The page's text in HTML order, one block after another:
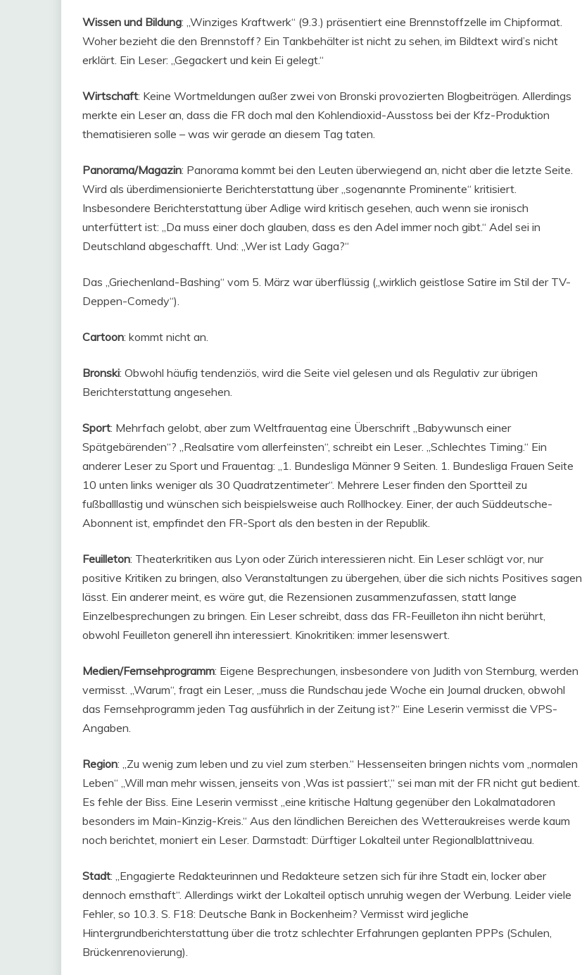
Wissen und Bildung: „Winziges Kraftwerk“ (9.3.) präsentiert eine Brennstoffzelle im Chipformat.
Woher bezieht die den Brennstoff? Ein Tankbehälter ist nicht zu sehen, im Bildtext wird’s nicht
erklärt. Ein Leser: „Gegackert und kein Ei gelegt.“
Wirtschaft: Keine Wortmeldungen außer zwei von Bronski provozierten Blogbeiträgen. Allerdings
merkte ein Leser an, dass die FR doch mal den Kohlendioxid-Ausstoss bei der Kfz-Produktion
thematisieren solle – was wir gerade an diesem Tag taten.
Panorama/Magazin: Panorama kommt bei den Leuten überwiegend an, nicht aber die letzte Seite.
Wird als überdimensionierte Berichterstattung über „sogenannte Prominente“ kritisiert.
Insbesondere Berichterstattung über Adlige wird kritisch gesehen, auch wenn sie ironisch
unterfüttert ist: „Da muss einer doch glauben, dass es den Adel immer noch gibt.“ Adel sei in
Deutschland abgeschafft. Und: „Wer ist Lady Gaga?“
Das „Griechenland-Bashing“ vom 5. März war überflüssig („wirklich geistlose Satire im Stil der TV-
Deppen-Comedy“).
Cartoon: kommt nicht an.
Bronski: Obwohl häufig tendenziös, wird die Seite viel gelesen und als Regulativ zur übrigen
Berichterstattung angesehen.
Sport: Mehrfach gelobt, aber zum Weltfrauentag eine Überschrift „Babywunsch einer
Spätgebärenden“? „Realsatire vom allerfeinsten“, schreibt ein Leser. „Schlechtes Timing.“ Ein
anderer Leser zu Sport und Frauentag: „1. Bundesliga Männer 9 Seiten. 1. Bundesliga Frauen Seite
10 unten links weniger als 30 Quadratzentimeter“. Mehrere Leser finden den Sportteil zu
fußballlastig und wünschen sich beispielsweise auch Rollhockey. Einer, der auch Süddeutsche-
Abonnent ist, empfindet den FR-Sport als den besten in der Republik.
Feuilleton: Theaterkritiken aus Lyon oder Zürich interessieren nicht. Ein Leser schlägt vor, nur
positive Kritiken zu bringen, also Veranstaltungen zu übergehen, über die sich nichts Positives sagen
lässt. Ein anderer meint, es wäre gut, die Rezensionen zusammenzufassen, statt lange
Einzelbesprechungen zu bringen. Ein Leser schreibt, dass das FR-Feuilleton ihn nicht berührt,
obwohl Feuilleton generell ihn interessiert. Kinokritiken: immer lesenswert.
Medien/Fernsehprogramm: Eigene Besprechungen, insbesondere von Judith von Sternburg, werden
vermisst. „Warum“, fragt ein Leser, „muss die Rundschau jede Woche ein Journal drucken, obwohl
das Fernsehprogramm jeden Tag ausführlich in der Zeitung ist?“ Eine Leserin vermisst die VPS-
Angaben.
Region: „Zu wenig zum leben und zu viel zum sterben.“ Hessenseiten bringen nichts vom „normalen
Leben“ „Will man mehr wissen, jenseits von ‚Was ist passiert‘,“ sei man mit der FR nicht gut bedient.
Es fehle der Biss. Eine Leserin vermisst „eine kritische Haltung gegenüber den Lokalmatadoren
besonders im Main-Kinzig-Kreis.“ Aus den ländlichen Bereichen des Wetteraukreises werde kaum
noch berichtet, moniert ein Leser. Darmstadt: Dürftiger Lokalteil unter Regionalblattniveau.
Stadt: „Engagierte Redakteurinnen und Redakteure setzen sich für ihre Stadt ein, locker aber
dennoch ernsthaft“. Allerdings wirkt der Lokalteil optisch unruhig wegen der Werbung. Leider viele
Fehler, so 10.3. S. F18: Deutsche Bank in Bockenheim? Vermisst wird jegliche
Hintergrundberichterstattung über die trotz schlechter Erfahrungen geplanten PPPs (Schulen,
Brückenrenovierung).